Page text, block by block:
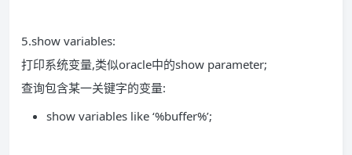
5.show variables:
打印系统变量,类似oracle中的show parameter;
查询包含某一关键字的变量:
show variables like ‘%buffer%’;